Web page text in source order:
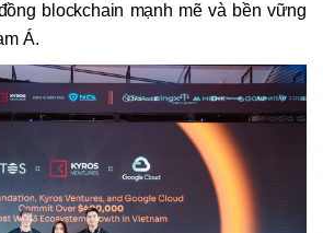
blockchain mạnh mẽ và bền vững
Á.